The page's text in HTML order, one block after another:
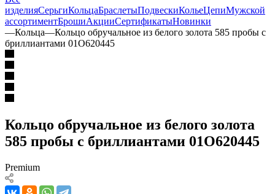
изделияСерьгиКольцаБраслетыПодвескиКольеЦепиМужской
ассортиментБрошиАкцииСертификатыНовинки
—Кольца—Кольцо обручальное из белого золота 585 пробы с
бриллиантами 01О620445
Кольцо обручальное из белого золота
585 пробы с бриллиантами 01О620445
Premium